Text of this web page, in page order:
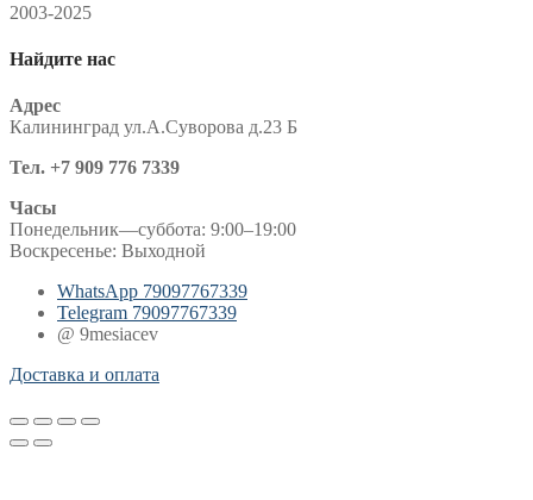
2003-2025
Найдите нас
Адрес
Калининград ул.А.Суворова д.23 Б
Тел. +7 909 776 7339
Часы
Понедельник—суббота: 9:00–19:00
Воскресенье: Выходной
WhatsApp 79097767339
Telegram 79097767339
@ 9mesiacev
Доставка и оплата